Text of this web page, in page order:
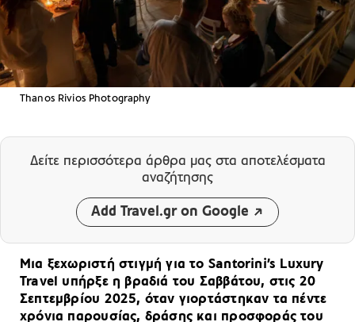
Thanos Rivios Photography
Δείτε περισσότερα άρθρα μας στα αποτελέσματα
αναζήτησης
Add Travel.gr on Google
Μια ξεχωριστή στιγμή για το Santorini’s Luxury
Travel υπήρξε η βραδιά του Σαββάτου, στις 20
Σεπτεμβρίου 2025, όταν γιορτάστηκαν τα πέντε
χρόνια παρουσίας, δράσης και προσφοράς του